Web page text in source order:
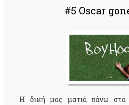
#5 Oscar
Η δική μας ματιά πάνω στα